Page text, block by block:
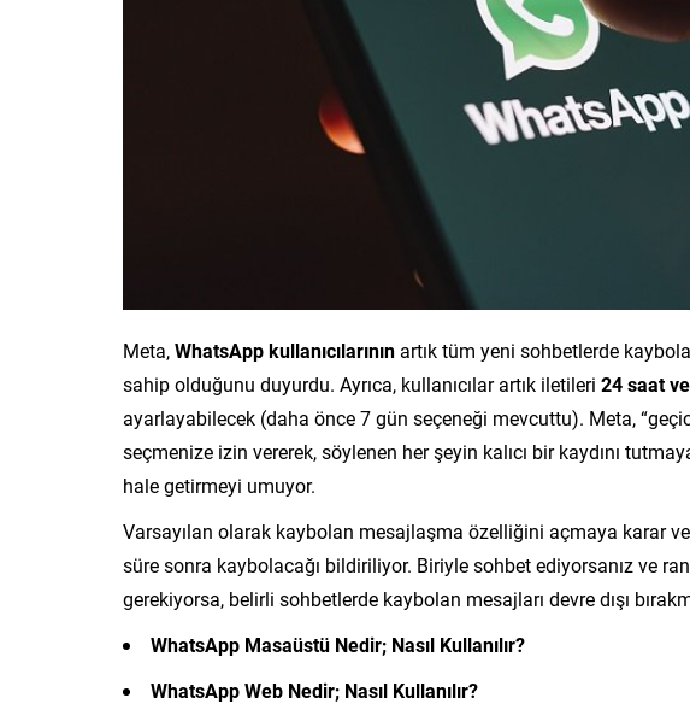
Meta,WhatsApp kullanıcılarının artık tüm yeni sohbetlerde
sahip olduğunu duyurdu. Ayrıca, kullanıcılar artık iletileri 24 saat
ayarlayabilecek (daha önce 7 gün seçeneği mevcuttu). Meta,
seçmenize izin vererek, söylenen her şeyin kalıcı bir kaydını
hale getirmeyi umuyor.
Varsayılan olarak kaybolan mesajlaşma özelliğini açmaya karar
süre sonra kaybolacağı bildiriliyor. Biriyle sohbet ediyorsanız ve
gerekiyorsa, belirli sohbetlerde kaybolan mesajları devre dışı
WhatsApp Masaüstü Nedir; Nasıl Kullanılır?
WhatsApp Web Nedir; Nasıl Kullanılır?